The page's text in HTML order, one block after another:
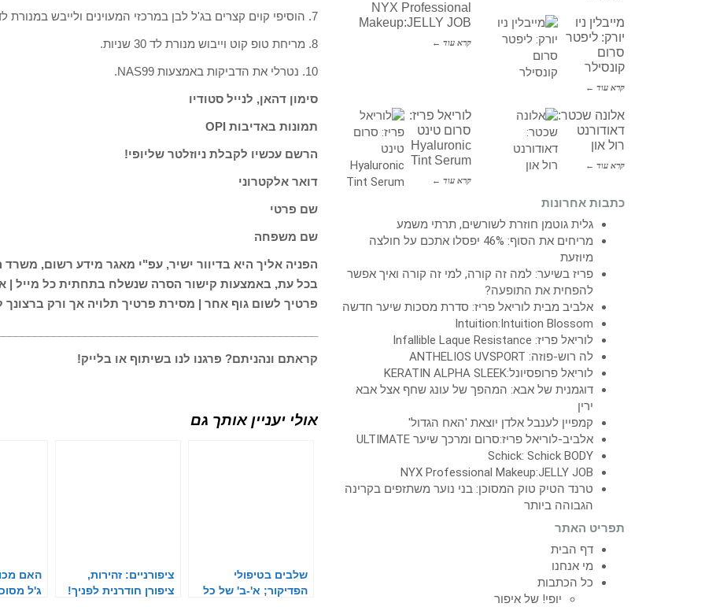
7. הוסיפי קוים קצרים בג'ל לבן במרכזי המעוינים ולייבש במנורת לד 30 שניות.
8. מריחת טופ קוט וייבוש מנורת לד 30 שניות.
10. נטרלי את הדביקות באמצעות NAS99.
סימון דהאן, לנייל סטודיו
תמונות באדיבות OPI
הרשם עכשיו לקבלת ניוזלטר שליופי!
דואר אלקטרוני
שם פרטי
שם משפחה
בכל עת, באמצעות קישור הסרה שנשלח בתחתית כל מייל |
פרטיך לשום גוף אחר | מסירת פרטיך תלויה אך ורק
קראתם ונהניתם? פרגנו לנו בשיתוף או בלייק!
אולי יעניין אותך גם
שלבים בטיפולי
הפדיקור; א'-ב' של כל
ציפורניים: זהירות,
ציפורן חודרנית לפניך!
האם
ג'ל
NYX Professional
Makeup:JELLY JOB
קרא עוד ←
מייבלין ניו
יורק: ליפטר
סרום
קונסילר
קרא עוד ←
לוריאל פריז:
סרום טינט
Hyaluronic
Tint Serum
קרא עוד ←
אלונה שכטר:
דאודורנט
רול און
קרא עוד ←
כתבות אחרונות
גלית גוטמן חוזרת לשורשים, תרתי משמע
מריחים את הסוף: 46% יפסלו אתכם על חולצה
מיוזעת
פריז בשיער: למה זה קורה, למי זה קורה ואיך אפשר
להפחית את התופעה?
אלביב מבית לוריאל פריז: סדרת מסכות שיער חדשה
Intuition:Intuition Blossom
לוריאל פריז: Infallible Laque Resistance
לה רוש-פוזה: ANTHELIOS UVSPORT
לוריאל פרופסיונל:KERATIN ALPHA SLEEK
דוגמנית של אבא: המהפך של עונג שחף אצל אבא
ירין
קמפיין לענבל אלדן יוצאת 'האח הגדול'
אלביב-לוריאל פריז:סרום ומרכך שיער ULTIMATE
Schick: Schick BODY
NYX Professional Makeup:JELLY JOB
טרנד הטיק טוק המסוכן: בני נוער משתזפים בקרינה
הגבוהה ביותר
תפריט האתר
דף הבית
מי אנחנו
כל הכתבות
יופי! של איפור